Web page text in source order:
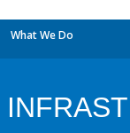
What We Do